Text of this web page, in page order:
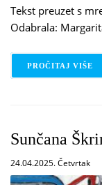
Tekst preuzet s
Odabrala:
PROČITAJ VIŠE
Sunčana
24.04.2025. Četvrtak